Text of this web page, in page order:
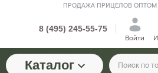
ПРОДАЖА ПРИЦЕЛОВ ОПТОМ
8 (495) 245-55-75
Войти
Каталог